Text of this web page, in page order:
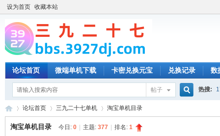
设为首页 收藏本站
论坛首页 微端单机下载 卡密兑换元宝 兑换记录 数
帖子 热搜:
论坛首页 三九二十七单机 淘宝单机目录
淘宝单机目录 今日: 0 主题: 377 排名: 1